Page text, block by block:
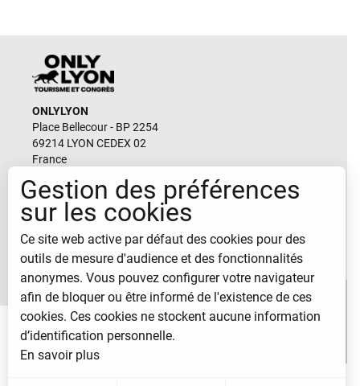
ONLYLYON
Place Bellecour - BP 2254
69214 LYON CEDEX 02
France
Email
durable@lyon-france.com
CONTACTEZ-NOUS
Gestion des préférences
sur les cookies
Ce site web active par défaut des cookies pour des
outils de mesure d'audience et des fonctionnalités
anonymes. Vous pouvez configurer votre navigateur
afin de bloquer ou être informé de l'existence de ces
cookies. Ces cookies ne stockent aucune information
d’identification personnelle.
En savoir plus